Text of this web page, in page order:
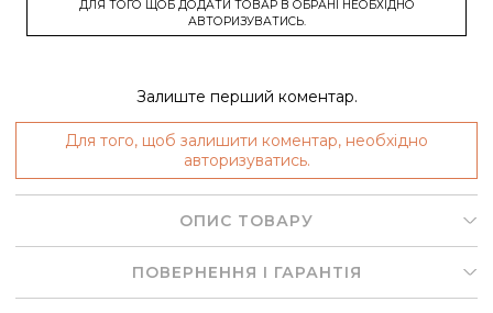
ДЛЯ ТОГО ЩОБ ДОДАТИ ТОВАР В ОБРАНІ НЕОБХІДНО
АВТОРИЗУВАТИСЬ.
Залиште перший коментар.
Для того, щоб залишити коментар, необхідно
авторизуватись.
ОПИС ТОВАРУ
ПОВЕРНЕННЯ І ГАРАНТІЯ